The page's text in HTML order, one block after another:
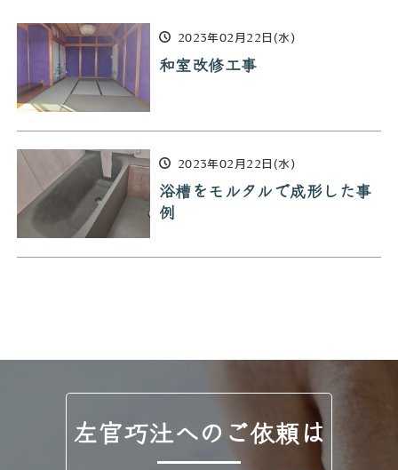
2023年02月22日(水)
和室改修工事
2023年02月22日(水)
浴槽をモルタルで成形した事
例
左官巧汢へのご依頼は